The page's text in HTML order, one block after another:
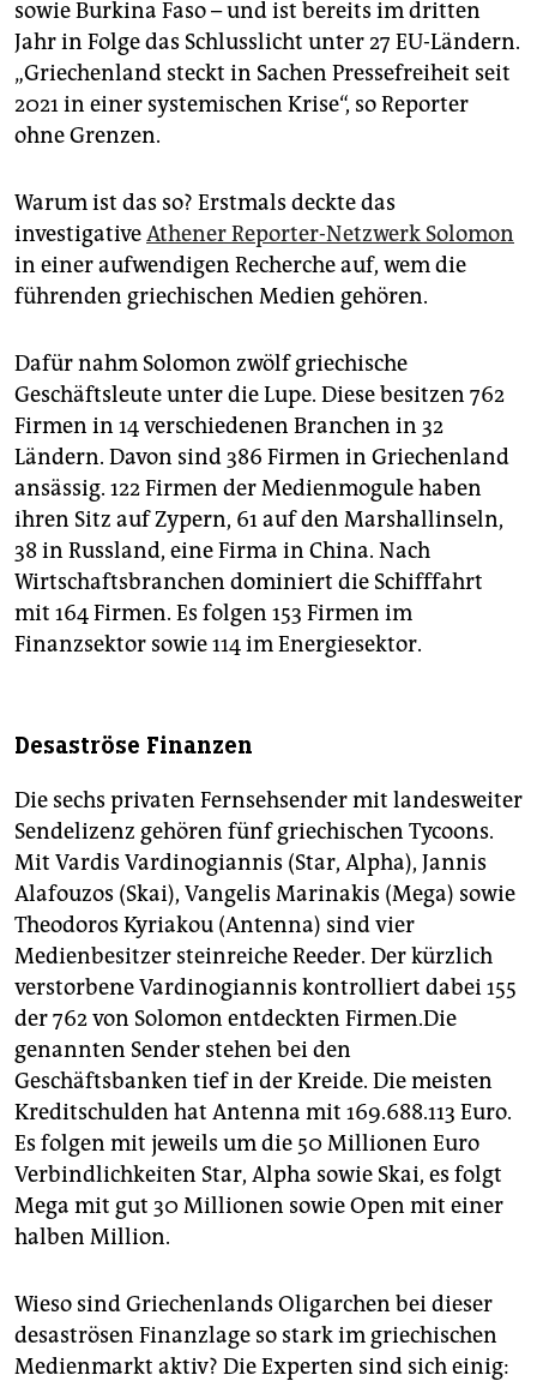
sowie Burkina Faso – und ist bereits im dritten
Jahr in Folge das Schlusslicht unter 27 EU-Ländern.
„Griechenland steckt in Sachen Pressefreiheit seit
2021 in einer systemischen Krise“, so Reporter
ohne Grenzen.
Warum ist das so? Erstmals deckte das
investigativeAthener Reporter-Netzwerk Solomon
in einer aufwendigen Recherche auf, wem die
führenden griechischen Medien gehören.
Dafür nahm Solomon zwölf griechische
Geschäftsleute unter die Lupe. Diese besitzen 762
Firmen in 14 verschiedenen Branchen in 32
Ländern. Davon sind 386 Firmen in Griechenland
ansässig. 122 Firmen der Medienmogule haben
ihren Sitz auf Zypern, 61 auf den Marshallinseln,
38 in ­Russland, eine Firma in China. Nach
Wirtschaftsbranchen dominiert die Schifffahrt
mit 164 Firmen. Es folgen 153 Firmen im
Finanzsektor sowie 114 im Energiesektor.
Desaströse Finanzen
Die sechs privaten Fernsehsender mit landesweiter
Sendelizenz gehören fünf griechischen Tycoons.
Mit Vardis Vardinogiannis (Star, Alpha), Jannis
Alafouzos (Skai), Vangelis Marinakis (Mega) sowie
Theodoros Kyriakou (Antenna) sind vier
Medienbesitzer steinreiche Reeder. Der kürzlich
verstorbene Vardinogiannis kontrolliert dabei 155
der 762 von Solomon entdeckten Firmen.Die
genannten Sender stehen bei den
Geschäftsbanken tief in der Kreide. Die meisten
Kreditschulden hat Antenna mit 169.688.113 Euro.
Es folgen mit jeweils um die 50 Millionen Euro
Verbindlichkeiten Star, Alpha sowie Skai, es folgt
Mega mit gut 30 Millionen sowie Open mit einer
halben Million.
Wieso sind Griechenlands Oligarchen bei dieser
desaströsen Finanzlage so stark im griechischen
Medienmarkt aktiv? Die Experten sind sich einig: